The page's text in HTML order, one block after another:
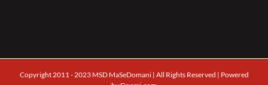
Copyright 2011 - 2023 MSD MaSeDomani | All Rights Reserved | Powered